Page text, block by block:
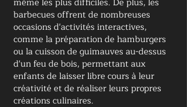
barbecues offrent de nombreuses
occasions d'activités interactives,
comme la préparation de hamburgers
ou la cuisson de guimauves au-dessus
d'un feu de bois, permettant aux
enfants de laisser libre cours à leur
créativité et de réaliser leurs propres
créations culinaires.